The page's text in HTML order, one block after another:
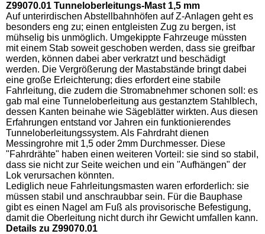
Z99070.01 Tunneloberleitungs-Mast 1,5 mm
Auf unterirdischen Abstellbahnhöfen auf Z-Anlagen geht es
besonders eng zu; einen entgleisten Zug zu bergen, ist
mühselig bis unmöglich. Umgekippte Fahrzeuge müssten
mit einem Stab soweit geschoben werden, dass sie greifbar
werden, können dabei aber verkratzt und beschädigt
werden. Die Vergrößerung der Mastabstände bringt dabei
eine große Erleichterung; dies erfordert eine stabile
Fahrleitung, die zudem die Stromabnehmer schonen soll: es
gab mal eine Tunneloberleitung aus gestanztem Stahlblech,
dessen Kanten beinahe wie Sägeblätter wirkten. Aus diesen
Erfahrungen entstand vor Jahren ein funktionierendes
Tunneloberleitungssystem. Als Fahrdraht dienen
Messingrohre mit 1,5 oder 2mm Durchmesser. Diese
"Fahrdrähte" haben einen weiteren Vorteil: sie sind so stabil,
dass sie nicht zur Seite weichen und ein "Aufhängen" der
Lok verursachen könnten.
Lediglich neue Fahrleitungsmasten waren erforderlich: sie
müssen stabil und anschraubbar sein. Für die Bauphase
gibt es einen Nagel am Fuß als provisorische Befestigung,
damit die Oberleitung nicht durch ihr Gewicht umfallen kann.
Details zu Z99070.01